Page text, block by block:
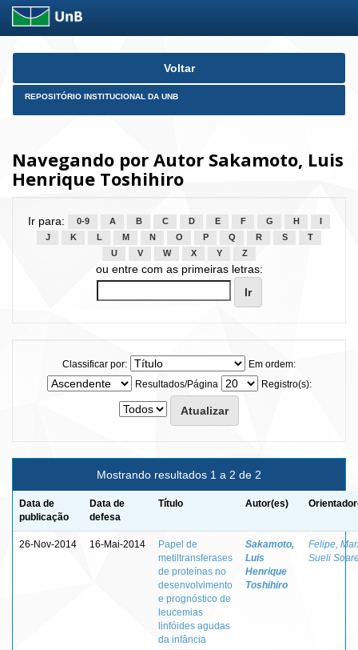
Skip
Voltar
REPOSITÓRIO INSTITUCIONAL DA UNB
Navegando por Autor Sakamoto, Luis
Henrique Toshihiro
Ir para: 0-9 A B C D E F G H
J
K L M N O P Q R S
T
U
V W X Y Z
ou entre com as primeiras letras:
Classificar por:
Em ordem:
Resultados/Página
Registro(s):
Mostrando resultados 1 a 2 de 2
Data de
publicação
Data de
defesa
Título Autor(es)
26-Nov-2014 16-Mai-2014
Papel de
metiltransferases
de proteínas no
desenvolvimento
e prognóstico de
leucemias
linfóides agudas
da infância
Sakamoto,
Luis
Henrique
Toshihiro
Felipe,
Sueli